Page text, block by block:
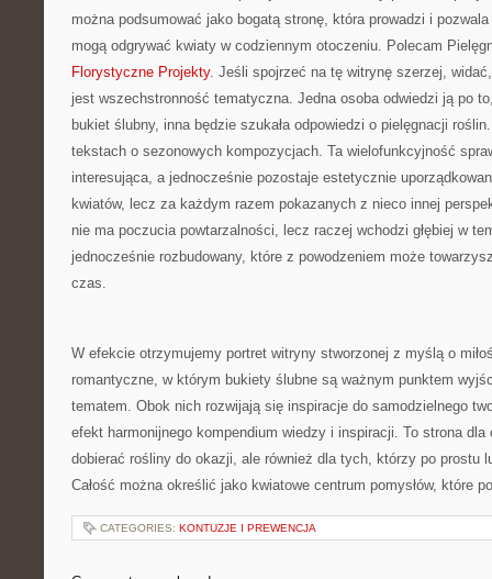
można podsumować jako bogatą stronę, która prowadzi i
mogą odgrywać kwiaty w codziennym otoczeniu. Polecam
Florystyczne Projekty. Jeśli spojrzeć na tę witrynę szerzej,
jest wszechstronność tematyczna. Jedna osoba odwiedzi ją po
bukiet ślubny, inna będzie szukała odpowiedzi o pielęgnacji
tekstach o sezonowych kompozycjach. Ta wielofunkcyjność
interesująca, a jednocześnie pozostaje estetycznie
kwiatów, lecz za każdym razem pokazanych z nieco innej
nie ma poczucia powtarzalności, lecz raczej wchodzi głębiej w
jednocześnie rozbudowany, które z powodzeniem może
czas.
W efekcie otrzymujemy portret witryny stworzonej z myślą o
romantyczne, w którym bukiety ślubne są ważnym punktem
tematem. Obok nich rozwijają się inspiracje do samodzielnego
efekt harmonijnego kompendium wiedzy i inspiracji. To strona
dobierać rośliny do okazji, ale również dla tych, którzy po prostu
Całość można określić jako kwiatowe centrum pomysłów, które
CATEGORIES: KONTUZJE I PREWENCJA